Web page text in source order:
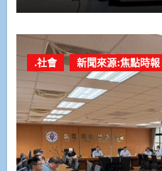
.社會 新聞來源:焦點時報